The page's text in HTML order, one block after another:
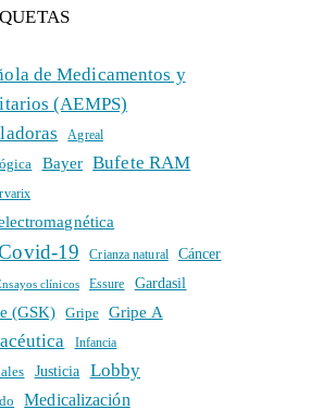
de Medicamentos y
(AEMPS)
Agreal
Bayer Bufete RAM
19 Crianza natural Cáncer
clínicos Essure Gardasil
(GSK) Gripe Gripe A
Infancia
Justicia Lobby
Medicalización